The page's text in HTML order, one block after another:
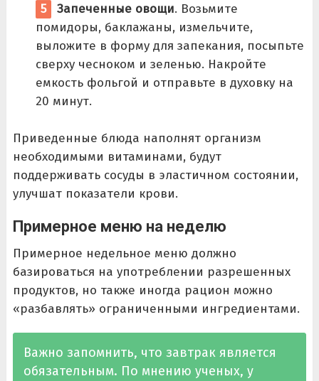
Запеченные овощи. Возьмите
помидоры, баклажаны, измельчите,
выложите в форму для запекания, посыпьте
сверху чесноком и зеленью. Накройте
емкость фольгой и отправьте в духовку на
20 минут.
Приведенные блюда наполнят организм
необходимыми витаминами, будут
поддерживать сосуды в эластичном состоянии,
улучшат показатели крови.
Примерное меню на неделю
Примерное недельное меню должно
базироваться на употреблении разрешенных
продуктов, но также иногда рацион можно
«разбавлять» ограниченными ингредиентами.
Важно запомнить, что завтрак является
обязательным. По мнению ученых, у